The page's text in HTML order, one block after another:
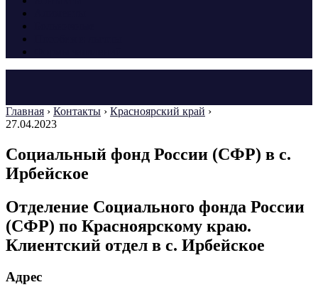
Главная › Контакты › Красноярский край ›
27.04.2023
Социальный фонд России (СФР) в с.
Ирбейское
Отделение Социального фонда России
(СФР) по Красноярскому краю.
Клиентский отдел в с. Ирбейское
Адрес